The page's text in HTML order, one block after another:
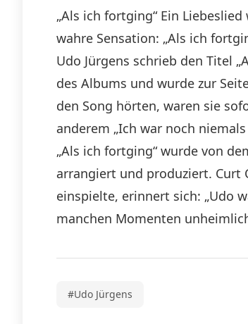
„Als ich fortging“ Ein
wahre Sensation: „Als ich
Udo Jürgens schrieb den Titel
des Albums und wurde zur
den Song hörten, waren sie
anderem „Ich war noch niemals
„Als ich fortging“ wurde von
arrangiert und produziert. Curt
einspielte, erinnert sich: „Udo
manchen Momenten
#Udo Jürgens